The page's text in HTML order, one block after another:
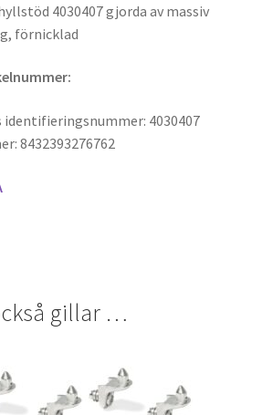
4030407 gjorda av massiv
förnicklad
identifieringsnummer: 4030407
8432393276762
gillar …